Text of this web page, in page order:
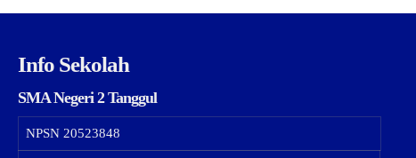
Info Sekolah
SMA Negeri 2 Tanggul
NPSN 20523848